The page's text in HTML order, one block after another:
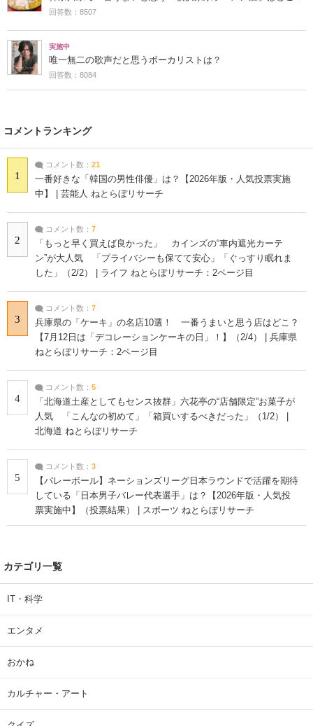
回答数：8507
実施中
唯一無二の歌声だと思うボーカリストは？
回答数：8084
コメントランキング
1
コメント数： 21
一番好きな「韓国の男性俳優」は？【2026年版・人気投票実施
中】 | 芸能人 ねとらぼリサーチ
2
コメント数： 7
「もっと早く買えば良かった」 カインズの“車内遮光カーテ
ン”が大人気 「プライバシーも保てて安心」「ぐっすり眠れま
した」（2/2） | ライフ ねとらぼリサーチ：2ページ目
3
コメント数： 7
兵庫県の「ケーキ」の名店10選！ 一番うまいと思う店はどこ？
【7月12日は「デコレーションケーキの日」！】（2/4） | 兵庫県
ねとらぼリサーチ：2ページ目
4
コメント数： 5
「北海道土産としてもセンス抜群」六花亭の“店舗限定”お菓子が
人気 「こんなの初めて」「箱買いするべきだった」（1/2） |
北海道 ねとらぼリサーチ
5
コメント数： 3
【バレーボール】ネーションズリーグ日本ラウンドで活躍を期待
している「日本男子バレー代表選手」は？【2026年版・人気投
票実施中】（投票結果） | スポーツ ねとらぼリサーチ
カテゴリ一覧
IT・科学
エンタメ
おかね
カルチャー・アート